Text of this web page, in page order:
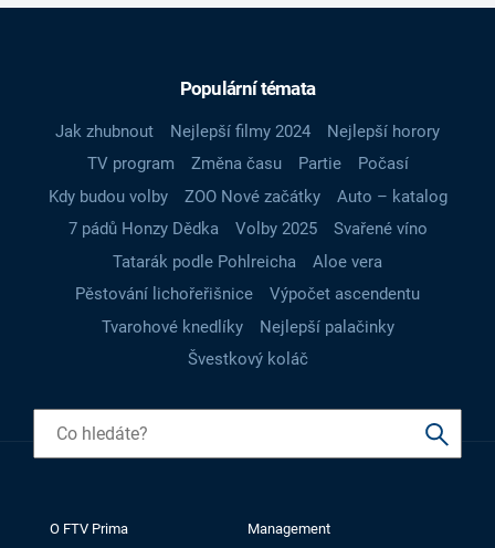
Populární témata
Jak zhubnout Nejlepší filmy 2024
Nejlepší horory
TV program
Změna času Partie
Počasí
Kdy budou volby
ZOO Nové začátky
Auto – katalog
7 pádů Honzy Dědka
Volby 2025
Svařené víno
Tatarák podle Pohlreicha
Aloe vera
Pěstování lichořeřišnice
Výpočet ascendentu
Tvarohové knedlíky
Nejlepší palačinky
Švestkový koláč
O FTV Prima
Management